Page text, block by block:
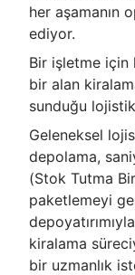
her aşamanın
ediyor.
Bir işletme için
bir alan
sunduğu
Geleneksel
depolama,
(Stok Tutma
paketlemeyi
kiralama
bir uzmanlık